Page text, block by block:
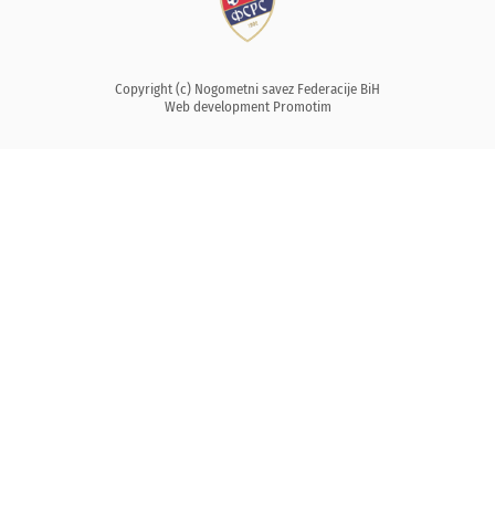
Copyright (c) Nogometni savez Federacije BiH
Web development Promotim